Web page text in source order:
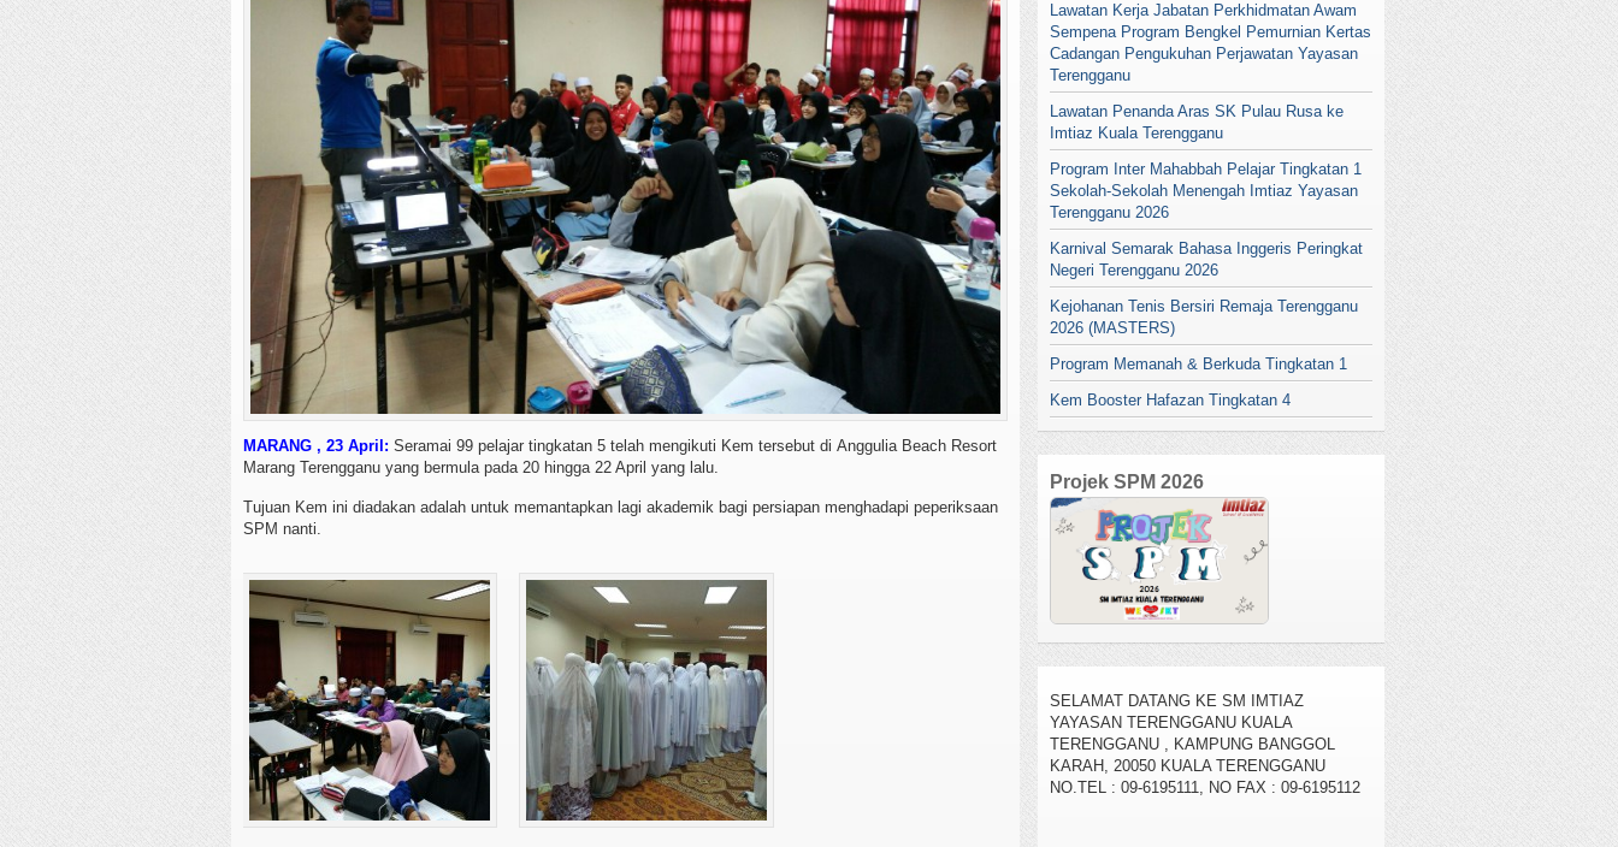
MARANG , 23 April: Seramai 99 pelajar tingkatan 5 telah mengikuti Kem tersebut di Anggulia Beach Resort
Marang Terengganu yang bermula pada 20 hingga 22 April yang lalu.
Tujuan Kem ini diadakan adalah untuk memantapkan lagi akademik bagi persiapan menghadapi peperiksaan
SPM nanti.
Lawatan Kerja Jabatan Perkhidmatan Awam
Sempena Program Bengkel Pemurnian Kertas
Cadangan Pengukuhan Perjawatan Yayasan
Terengganu
Lawatan Penanda Aras SK Pulau Rusa ke
Imtiaz Kuala Terengganu
Program Inter Mahabbah Pelajar Tingkatan 1
Sekolah-Sekolah Menengah Imtiaz Yayasan
Terengganu 2026
Karnival Semarak Bahasa Inggeris Peringkat
Negeri Terengganu 2026
Kejohanan Tenis Bersiri Remaja Terengganu
2026 (MASTERS)
Program Memanah & Berkuda Tingkatan 1
Kem Booster Hafazan Tingkatan 4
Projek SPM 2026
TERENGGANU , KAMPUNG BANGGOL
KARAH, 20050 KUALA TERENGGANU
NO.TEL : 09-6195111, NO FAX : 09-6195112